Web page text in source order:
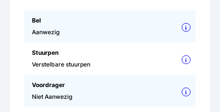
Bel
Aanwezig
i
Stuurpen
Verstelbare stuurpen
i
Voordrager
Niet Aanwezig
i